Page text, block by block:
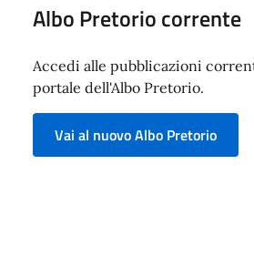
Albo Pretorio corrente
Accedi alle pubblicazioni
portale dell'Albo Pretorio.
Vai al nuovo Albo Pretorio